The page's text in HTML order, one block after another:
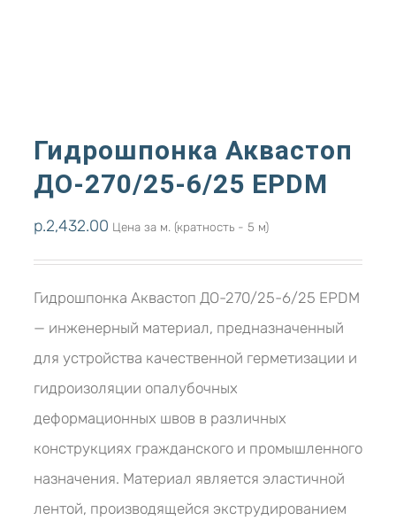
Гидрошпонка Аквастоп
ДО-270/25-6/25 EPDM
р.2,432.00 Цена за м. (кратность - 5 м)
Гидрошпонка Аквастоп ДО-270/25-6/25 EPDM
— инженерный материал, предназначенный
для устройства качественной герметизации и
гидроизоляции опалубочных
деформационных швов в различных
конструкциях гражданского и промышленного
назначения. Материал является эластичной
лентой, производящейся экструдированием